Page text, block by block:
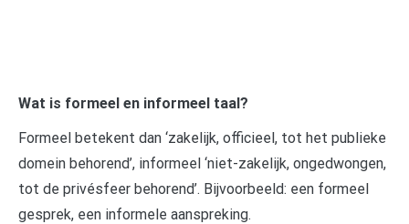
Wat is formeel en informeel taal?
Formeel betekent dan ‘zakelijk, officieel, tot het publieke
domein behorend’, informeel ‘niet-zakelijk, ongedwongen,
tot de privésfeer behorend’. Bijvoorbeeld: een formeel
gesprek, een informele aanspreking.